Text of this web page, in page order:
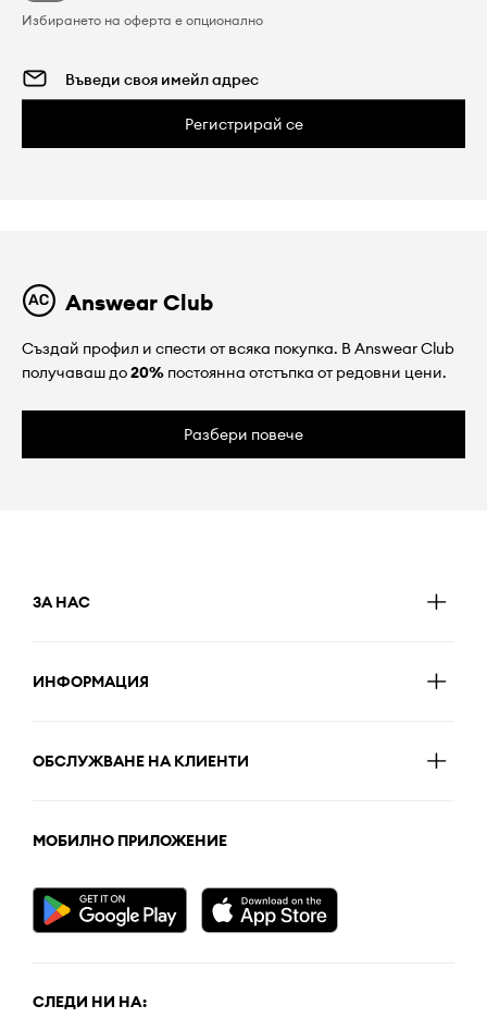
Избирането на оферта е опционално
Регистрирай се
Answear Club
Създай профил и спести от всяка покупка. В Answear Club
получаваш до20% постоянна отстъпка от редовни цени.
Разбери повече
ЗА НАС
ИНФОРМАЦИЯ
ОБСЛУЖВАНЕ НА КЛИЕНТИ
МОБИЛНО ПРИЛОЖЕНИЕ
СЛЕДИ НИ НА: